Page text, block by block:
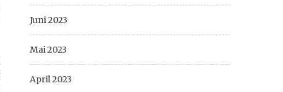
Juni 2023
Mai 2023
April 2023